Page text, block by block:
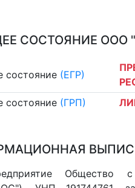
СОСТОЯНИЕ
состояние (ЕГР)
состояние (ГРП)
Общество